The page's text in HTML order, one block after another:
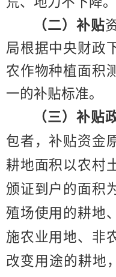
（二）补贴
局根据中央财政
农作物种植面积
一的补贴标准。
（三）补贴
包者 ， 补贴资金
耕地面积以农村
颁证到户的面积
殖场使用的耕地
施农业用地、非
改变用途的耕地